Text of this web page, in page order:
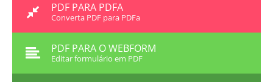
PDF PARA PDFA
Converta PDF para PDFa
PDF PARA O WEBFORM
Editar formulário em PDF